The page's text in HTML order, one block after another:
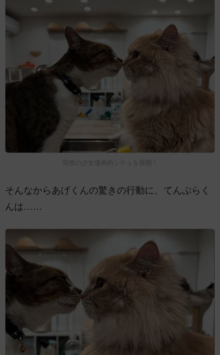
突然の少女漫画的シチュを展開！
そんなからあげくんの驚きの行動に、てんぷらく
んは……